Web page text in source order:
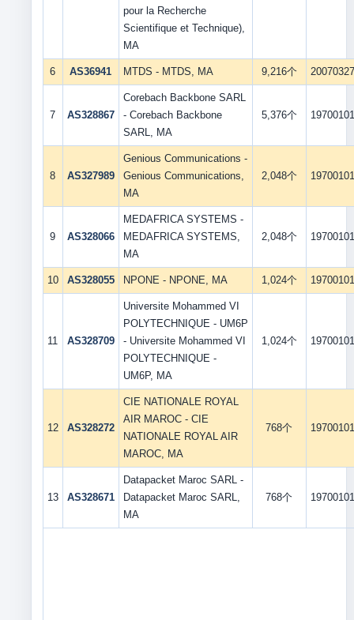
pour la Recherche
Scientifique et Technique),
MA
6 AS36941 MTDS - MTDS, MA 9,216个 20070327
7 AS328867
Corebach Backbone SARL
- Corebach Backbone
SARL, MA
5,376个 19700101
8 AS327989
Genious Communications -
Genious Communications,
MA
2,048个 19700101
9 AS328066
MEDAFRICA SYSTEMS -
MEDAFRICA SYSTEMS,
MA
2,048个 19700101
10 AS328055 NPONE - NPONE, MA 1,024个 19700101
11 AS328709
Universite Mohammed VI
POLYTECHNIQUE - UM6P
- Universite Mohammed VI
POLYTECHNIQUE -
UM6P, MA
1,024个 19700101
12 AS328272
CIE NATIONALE ROYAL
AIR MAROC - CIE
NATIONALE ROYAL AIR
MAROC, MA
768个 19700101
13 AS328671
Datapacket Maroc SARL -
Datapacket Maroc SARL,
MA
768个 19700101